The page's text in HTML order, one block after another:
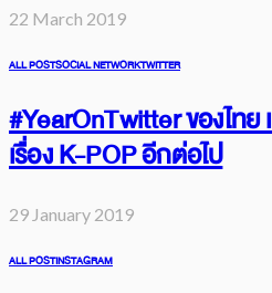
22 March 2019
ALL POSTSOCIAL NETWORKTWITTER
#YearOnTwitter ของไทย
เรื่อง K-POP อีกต่อไป
29 January 2019
ALL POSTINSTAGRAM